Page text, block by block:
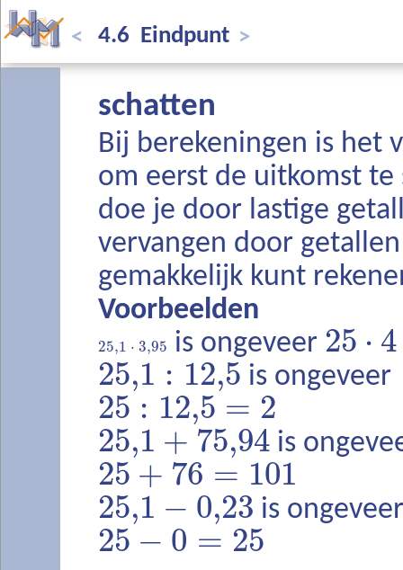
< 4.6 Eindpunt >
schatten
Bij berekeningen is het
om eerst de uitkomst te
doe je door lastige
vervangen door
gemakkelijk kunt
Voorbeelden
25,1 ⋅ 3,95 is ongeveer 25 ⋅ 4
25,1 : 12,5 is ongeveer
25 : 12,5 = 2
25,1 + 75,94 is
25 + 76 = 101
25,1 − 0,23 is
25 − 0 = 25